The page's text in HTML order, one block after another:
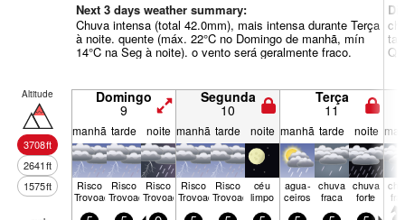
Next 3 days weather summary:
Chuva intensa (total 42.0mm), mais intensa durante Terça
à noite. quente (máx. 22°C no Domingo de manhã, mín
14°C na Seg à noite). o vento será geralmente fraco.
Altitude
3708ft
2641ft
1575ft
Domingo
9
Segunda
10
Terça
11
manhã tarde noite manhã tarde noite manhã tarde noite
Risco
Trovoada
Risco
Trovoada
Risco
Trovoada
Risco
Trovoada
Risco
Trovoada
céu
limpo
agua­
ceiros
chuva
fraca
chuva
forte